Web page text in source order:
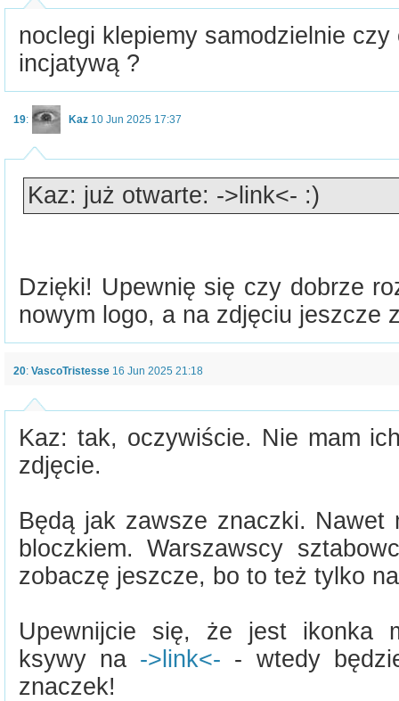
noclegi klepiemy samodzielnie
incjatywą ?
19: Kaz 10 Jun 2025 17:37
Kaz: już otwarte: ->link<- :)
Dzięki! Upewnię się czy dobrze
nowym logo, a na zdjęciu jeszcze
20: VascoTristesse 16 Jun 2025 21:18
Kaz: tak, oczywiście. Nie mam
zdjęcie.
Będą jak zawsze znaczki. Nawet
bloczkiem. Warszawscy
zobaczę jeszcze, bo to też tylko
Upewnijcie się, że jest ikonka
ksywy na ->link<- - wtedy
znaczek!